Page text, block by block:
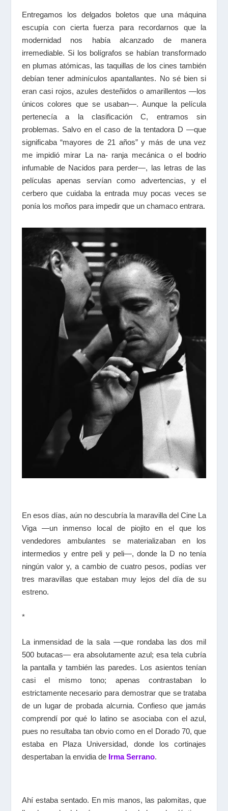
Entregamos los delgados boletos que una máquina
escupía con cierta fuerza para recordarnos que la
modernidad nos había alcanzado de manera
irremediable. Si los bolígrafos se habían transformado
en plumas atómicas, las taquillas de los cines también
debían tener adminículos apantallantes. No sé bien si
eran casi rojos, azules desteñidos o amarillentos —los
únicos colores que se usaban—. Aunque la película
pertenecía a la clasificación C, entramos sin
problemas. Salvo en el caso de la tentadora D —que
significaba “mayores de 21 años” y más de una vez
me impidió mirar La na- ranja mecánica o el bodrio
infumable de Nacidos para perder—, las letras de las
películas apenas servían como advertencias, y el
cerbero que cuidaba la entrada muy pocas veces se
ponía los moños para impedir que un chamaco entrara.
En esos días, aún no descubría la maravilla del Cine La
Viga —un inmenso local de piojito en el que los
vendedores ambulantes se materializaban en los
intermedios y entre peli y peli—, donde la D no tenía
ningún valor y, a cambio de cuatro pesos, podías ver
tres maravillas que estaban muy lejos del día de su
estreno.
*
La inmensidad de la sala —que rondaba las dos mil
500 butacas— era absolutamente azul; esa tela cubría
la pantalla y también las paredes. Los asientos tenían
casi el mismo tono; apenas contrastaban lo
estrictamente necesario para demostrar que se trataba
de un lugar de probada alcurnia. Confieso que jamás
comprendí por qué lo latino se asociaba con el azul,
pues no resultaba tan obvio como en el Dorado 70, que
estaba en Plaza Universidad, donde los cortinajes
despertaban la envidia de Irma Serrano.
Ahí estaba sentado. En mis manos, las palomitas, que